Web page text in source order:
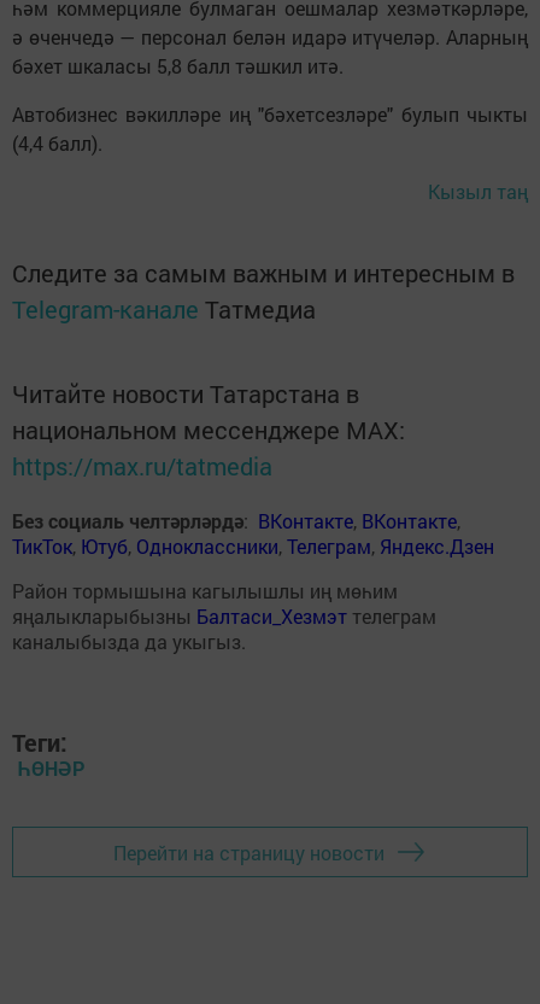
һәм коммерцияле булмаган оешмалар хезмәткәрләре,
ә өченчедә — персонал белән идарә итүчеләр. Аларның
бәхет шкаласы 5,8 балл тәшкил итә.
Автобизнес вәкилләре иң "бәхетсезләре" булып чыкты
(4,4 балл).
Кызыл таң
Следите за самым важным и интересным в
Telegram-канале Татмедиа
Читайте новости Татарстана в
национальном мессенджере MАХ:
https://max.ru/tatmedia
Без социаль челтәрләрдә: ВКонтакте, ВКонтакте,
ТикТок, Ютуб, Одноклассники,Телеграм, Яндекс.Дзен
Район тормышына кагылышлы иң мөһим
яңалыкларыбызны Балтаси_Хезмэт телеграм
каналыбызда да укыгыз.
Теги:
ҺӨНӘР
Перейти на страницу новости